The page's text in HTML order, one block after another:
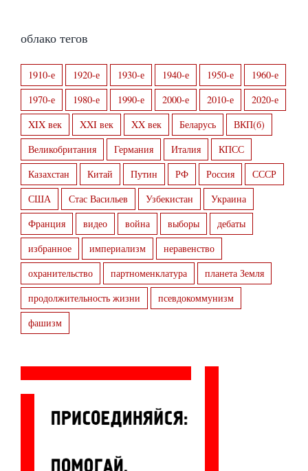
облако тегов
1910-е 1920-е 1930-е 1940-е 1950-е
1960-е
1970-е
1980-е 1990-е 2000-е 2010-е
2020-е
XIX век
XXI век XX век Беларусь
ВКП(б)
Великобритания
Германия Италия
КПСС
Казахстан
Китай Путин РФ Россия
СССР
США
Стас Васильев Узбекистан
Украина
Франция
видео война выборы
дебаты
избранное
империализм
неравенство
охранительство
партноменклатура
планета Земля
продолжительность жизни
псевдокоммунизм
фашизм